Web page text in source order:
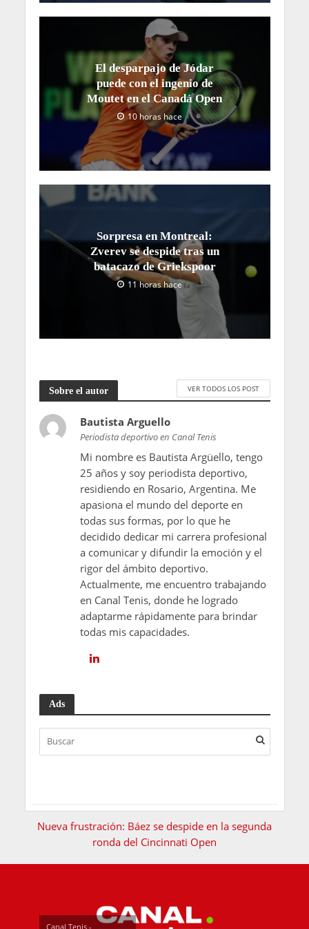
El desparpajo de Jódar
puede con el ingenio de
Moutet en el Canadá Open
10 horas hace
Sorpresa en Montreal:
Zverev se despide tras un
batacazo de Griekspoor
11 horas hace
Sobre el autor VER TODOS LOS POST
Bautista Arguello
Periodista deportivo en Canal Tenis
Mi nombre es Bautista Argüello, tengo
25 años y soy periodista deportivo,
residiendo en Rosario, Argentina. Me
apasiona el mundo del deporte en
todas sus formas, por lo que he
decidido dedicar mi carrera profesional
a comunicar y difundir la emoción y el
rigor del ámbito deportivo.
Actualmente, me encuentro trabajando
en Canal Tenis, donde he logrado
adaptarme rápidamente para brindar
todas mis capacidades.
Ads
Nueva frustración: Báez se despide en la segunda
ronda del Cincinnati Open
Canal Tenis -